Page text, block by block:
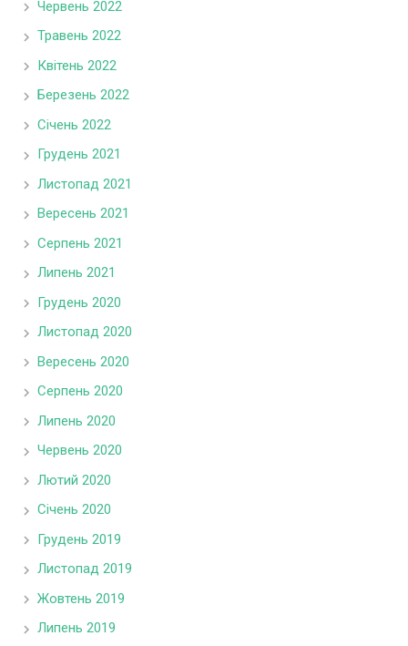
Червень 2022
Травень 2022
Квітень 2022
Березень 2022
Січень 2022
Грудень 2021
Листопад 2021
Вересень 2021
Серпень 2021
Липень 2021
Грудень 2020
Листопад 2020
Вересень 2020
Серпень 2020
Липень 2020
Червень 2020
Лютий 2020
Січень 2020
Грудень 2019
Листопад 2019
Жовтень 2019
Липень 2019